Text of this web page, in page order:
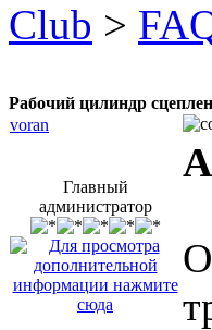
Club >
Рабочий цилиндр
voran
Главный
администратор